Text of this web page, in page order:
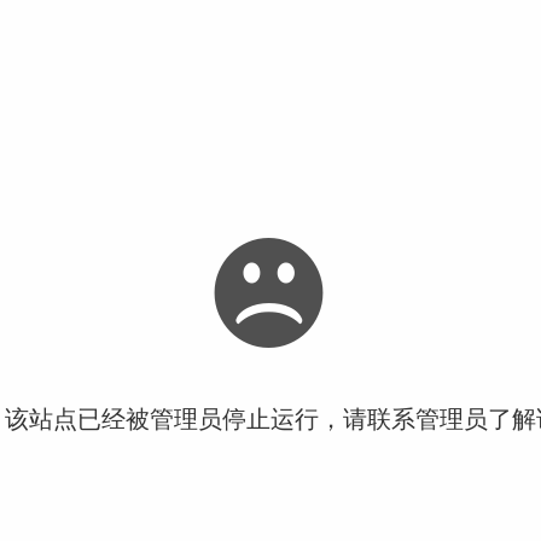
站点已经被管理员停止运行，请联系管理员了